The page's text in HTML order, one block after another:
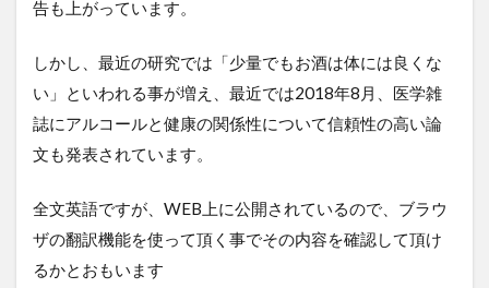
告も上がっています。
しかし、最近の研究では「少量でもお酒は体には良くな
い」といわれる事が増え、最近では2018年8月、医学雑
誌にアルコールと健康の関係性について信頼性の高い論
文も発表されています。
全文英語ですが、WEB上に公開されているので、ブラウ
ザの翻訳機能を使って頂く事でその内容を確認して頂け
るかとおもいます